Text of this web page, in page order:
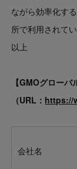
ながら効率化す
所で利用されて
以上
【GMOグローバ
（URL ： https://
会社名